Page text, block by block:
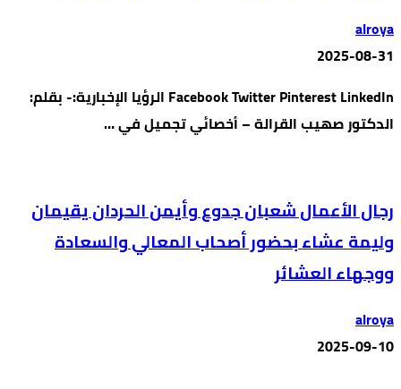
alroya
2025-08-31
Facebook Twitter Pinterest LinkedIn الرؤيا الإخبارية:- بقلم:
الدكتور صهيب القرالة – أخصائي تجميل في …
رجال الأعمال شعبان جدوع وأيمن الحردان يقيمان
وليمة عشاء بحضور أصحاب المعالي والسعادة
ووجهاء العشائر
alroya
2025-09-10